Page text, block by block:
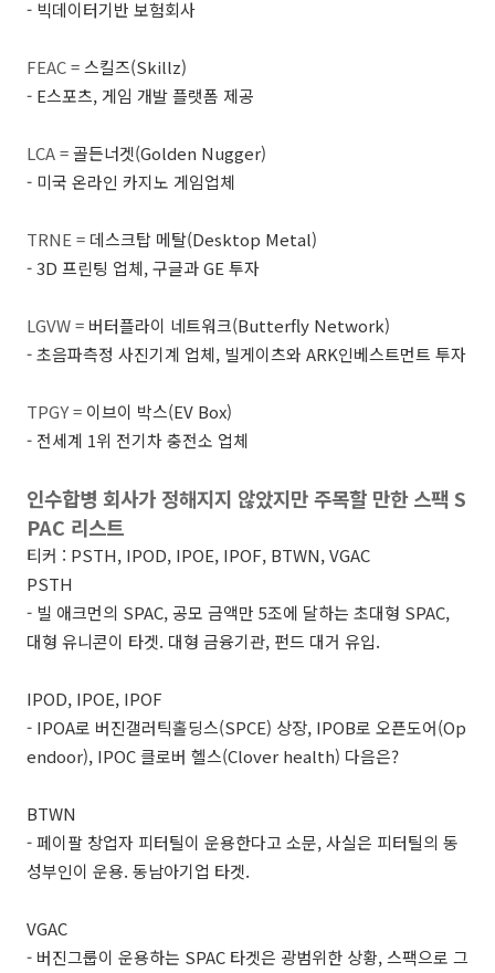
- 빅데이터기반 보험회사
FEAC =스킬즈(Skillz)
- E스포츠, 게임 개발 플랫폼 제공
LCA =골든너겟(Golden Nugger)
- 미국 온라인 카지노 게임업체
TRNE = 데스크탑 메탈(Desktop Metal)
- 3D 프린팅 업체, 구글과 GE 투자
LGVW = 버터플라이 네트워크(Butterfly Network)
- 초음파측정 사진기계 업체, 빌게이츠와 ARK인베스트먼트 투자
TPGY = 이브이 박스(EV Box)
- 전세계 1위 전기차 충전소 업체
인수합병 회사가 정해지지 않았지만 주목할 만한 스팩 S
PAC 리스트
티커 : PSTH, IPOD, IPOE, IPOF, BTWN, VGAC
PSTH
- 빌 애크먼의 SPAC, 공모 금액만 5조에 달하는 초대형 SPAC,
대형 유니콘이 타겟. 대형 금융기관, 펀드 대거 유입.
IPOD, IPOE, IPOF
- IPOA로 버진갤러틱홀딩스(SPCE) 상장, IPOB로 오픈도어(Op
endoor), IPOC 클로버 헬스(Clover health) 다음은?
BTWN
-페이팔 창업자 피터틸이 운용한다고 소문, 사실은 피터틸의 동
성부인이 운용. 동남아기업 타겟.
VGAC
- 버진그룹이 운용하는 SPAC 타겟은 광범위한 상황, 스팩으로 그